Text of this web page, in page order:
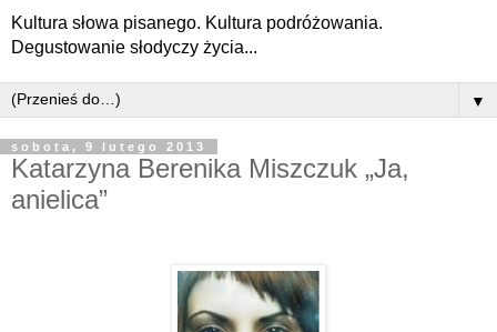
Kultura słowa pisanego. Kultura podróżowania.
Degustowanie słodyczy życia...
▼
sobota, 9 lutego 2013
Katarzyna Berenika Miszczuk „Ja,
anielica”